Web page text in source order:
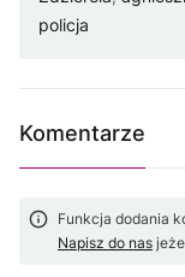
policja
Komentarze
Funkcja dodania
Napisz do nas